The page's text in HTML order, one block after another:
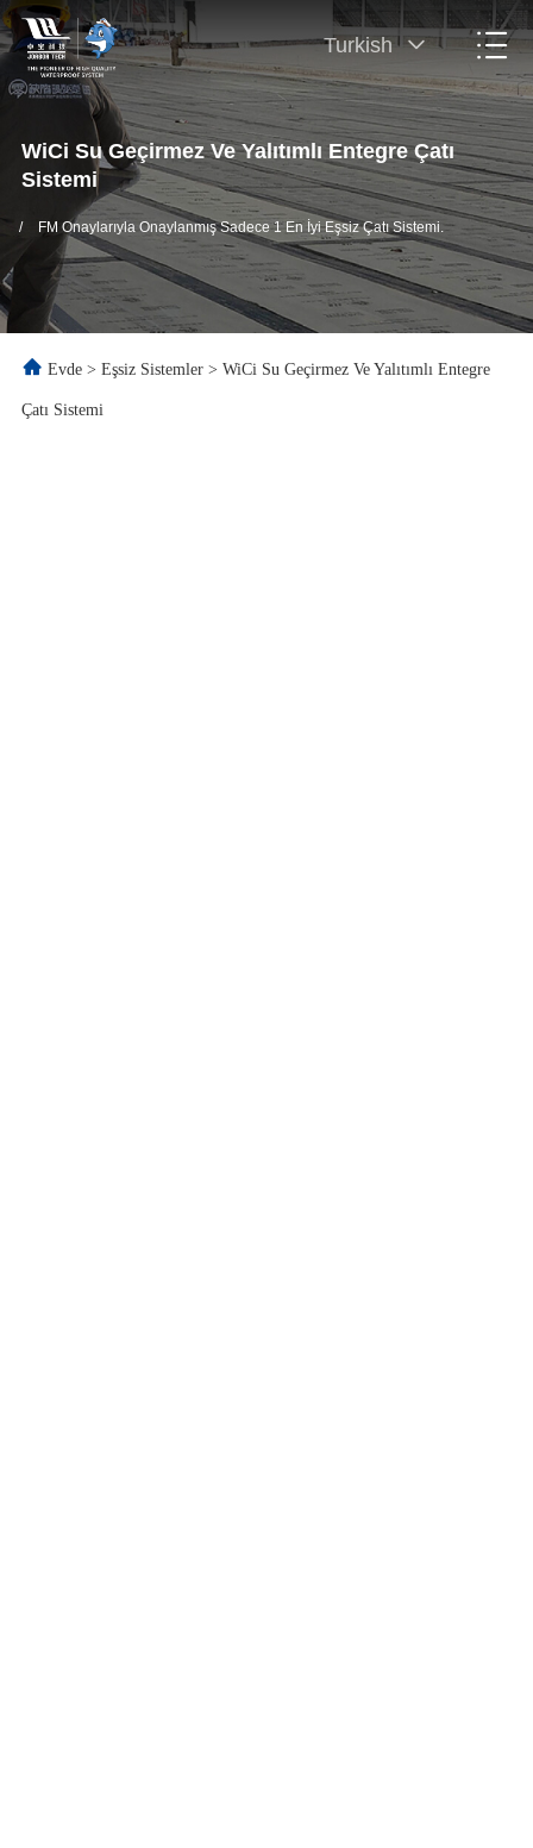
Turkish
WiCi Su Geçirmez Ve Yalıtımlı Entegre Çatı
Sistemi
/ FM Onaylarıyla Onaylanmış Sadece 1 En İyi Eşsiz Çatı Sistemi.
Evde > Eşsiz Sistemler > WiCi Su Geçirmez Ve Yalıtımlı Entegre
Çatı Sistemi